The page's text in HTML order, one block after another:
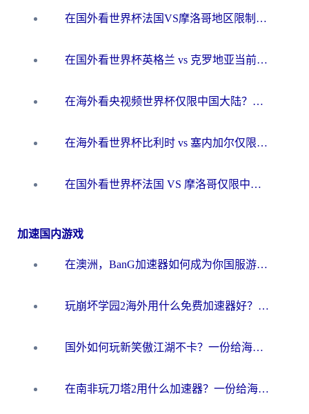
在国外看世界杯法国VS摩洛哥地区限制？这篇指南让你流畅看中文解说无压力
在国外看世界杯英格兰 vs 克罗地亚当前地区不可播放？这篇指南帮你搞定所有海外观赛难题
在海外看央视频世界杯仅限中国大陆？这篇指南帮你解锁中文解说+无卡顿直播
在海外看世界杯比利时 vs 塞内加尔仅限中国大陆？我找到了最流畅的中文解说之路
在国外看世界杯法国 VS 摩洛哥仅限中国大陆？海外党这样看中文解说赛事不卡顿
加速国内游戏
在澳洲，BanG加速器如何成为你国服游戏的“时光机”？
玩崩坏学园2海外用什么免费加速器好？2026海外党亲测国服游戏加速指南
国外如何玩新笑傲江湖不卡？一份给海外游子的终极网络指南
在南非玩刀塔2用什么加速器？一份给海外游子的终极生存指南